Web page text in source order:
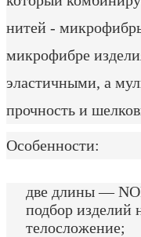
нитей -
микрофибре
эластичными, а
прочность и
Особенности:
две длины —
подбор изделий
телосложение;